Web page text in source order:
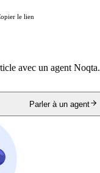
le lien
avec un agent Noqta.
Parler à un agent